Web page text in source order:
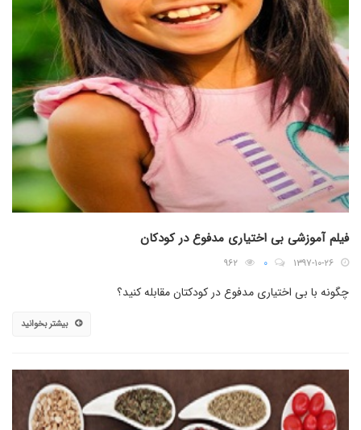
فیلم آموزشی بی اختیاری مدفوع در کودکان
۱۳۹۷-۱۰-۲۶ ۰ ۹۶۲
چگونه با بی اختیاری مدفوع در کودکتان مقابله کنید؟
بیشتر بخوانید